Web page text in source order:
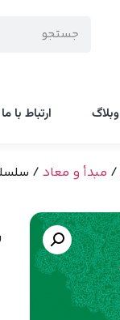
وبلاگ ارتباط با ما
/ مبدأ و معاد/ سلسله